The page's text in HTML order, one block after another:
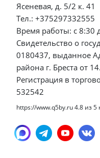
Ясеневая, д. 5/2 к. 41
Тел.: +375297332555
Время работы: с 8:30
Свидетельство о
0180437, выданное
района г. Бреста от
Регистрация в
532542
https://www.q5by.ru4.8 из5